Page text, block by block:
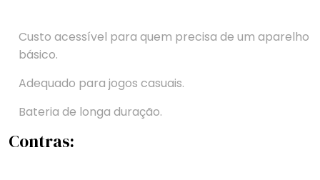
Custo acessível para quem precisa de um aparelho
básico.
Adequado para jogos casuais.
Bateria de longa duração.
Contras: